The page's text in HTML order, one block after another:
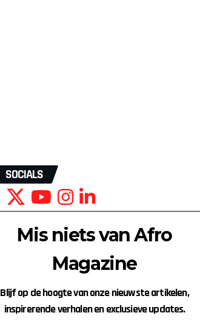
SOCIALS
Mis niets van Afro
Magazine
Blijf op de hoogte van onze nieuwste artikelen,
inspirerende verhalen en exclusieve updates.